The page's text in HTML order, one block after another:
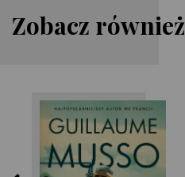
Zobacz również
Guillaume Musso